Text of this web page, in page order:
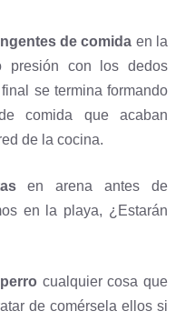
de comida en la
presión con los dedos
se termina formando
comida que acaban
de la cocina.
en arena antes de
en la playa, ¿Estarán
cualquier cosa que
de comérsela ellos si